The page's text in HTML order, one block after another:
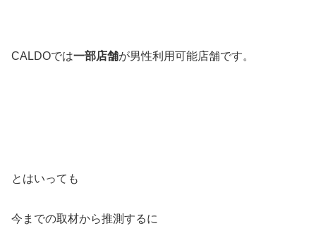
CALDOでは一部店舗が男性利用可能店舗です。
とはいっても
今までの取材から推測するに